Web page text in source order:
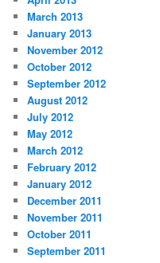
March 2013
January 2013
November 2012
October 2012
September 2012
August 2012
July 2012
May 2012
March 2012
February 2012
January 2012
December 2011
November 2011
October 2011
September 2011